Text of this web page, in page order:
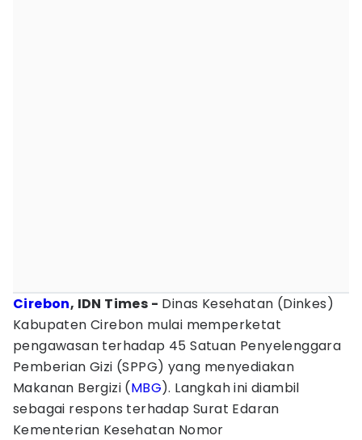
Cirebon, IDN Times - Dinas Kesehatan (Dinkes)
Kabupaten Cirebon mulai memperketat
pengawasan terhadap 45 Satuan Penyelenggara
Pemberian Gizi (SPPG) yang menyediakan
Makanan Bergizi (MBG). Langkah ini diambil
sebagai respons terhadap Surat Edaran
Kementerian Kesehatan Nomor